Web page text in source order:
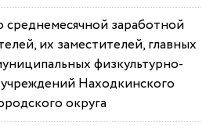
заработной
их заместителей, главных
физкультурно-
Находкинского
округа